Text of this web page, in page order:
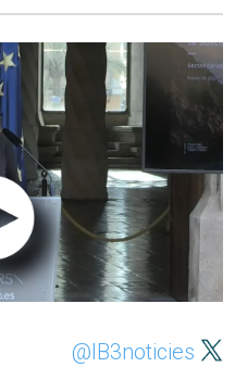
@IB3noticies